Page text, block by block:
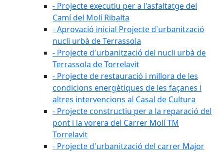
- Projecte executiu per a l'asfaltatge del
Camí del Molí Ribalta
- Aprovació inicial Projecte d'urbanització
nucli urbà de Terrassola
- Projecte d'urbanització del nucli urbà de
Terrassola de Torrelavit
- Projecte de restauració i millora de les
condicions energètiques de les façanes i
altres intervencions al Casal de Cultura
- Projecte constructiu per a la reparació del
pont i la vorera del Carrer Molí TM
Torrelavit
- Projecte d'urbanització del carrer Major